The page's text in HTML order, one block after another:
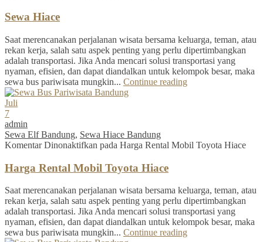
Sewa Hiace
Saat merencanakan perjalanan wisata bersama keluarga, teman, atau
rekan kerja, salah satu aspek penting yang perlu dipertimbangkan
adalah transportasi. Jika Anda mencari solusi transportasi yang
nyaman, efisien, dan dapat diandalkan untuk kelompok besar, maka
sewa bus pariwisata mungkin... Continue reading
Juli
7
admin
Sewa Elf Bandung, Sewa Hiace Bandung
Komentar Dinonaktifkan pada Harga Rental Mobil Toyota Hiace
Harga Rental Mobil Toyota Hiace
Saat merencanakan perjalanan wisata bersama keluarga, teman, atau
rekan kerja, salah satu aspek penting yang perlu dipertimbangkan
adalah transportasi. Jika Anda mencari solusi transportasi yang
nyaman, efisien, dan dapat diandalkan untuk kelompok besar, maka
sewa bus pariwisata mungkin... Continue reading